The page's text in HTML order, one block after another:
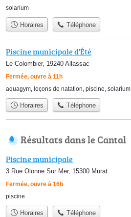
solarium
Horaires Téléphone
Piscine municipale d'Été
Le Colombier, 19240 Allassac
Fermée, ouvre à 11h
aquagym leçons de natation piscine solarium
Horaires Téléphone
Résultats dans le Cantal
Piscine municipale
3 Rue Olonne Sur Mer, 15300 Murat
Fermée, ouvre à 16h
piscine
Horaires Téléphone